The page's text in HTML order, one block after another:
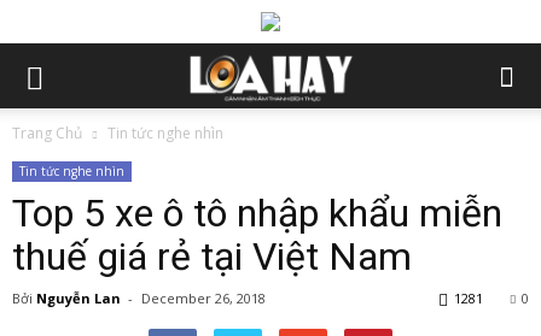
Trang Chủ Tin tức nghe nhìn
Tin tức nghe nhìn
Top 5 xe ô tô nhập khẩu miễn
thuế giá rẻ tại Việt Nam
Bởi Nguyễn Lan - December 26, 2018 0
1281